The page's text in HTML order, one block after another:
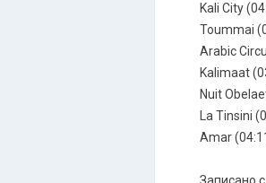
Kali City
Toummai
Arabic
Kalimaat
Nuit
La Tinsini
Amar